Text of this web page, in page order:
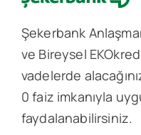
Şekerbank
ve Bireysel
vadelerde
0 faiz imkanıyla
faydalanabilirsiniz.